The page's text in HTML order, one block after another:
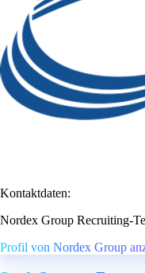
Kontaktdaten:
Nordex Group Recruiting-
Profil von Nordex Group